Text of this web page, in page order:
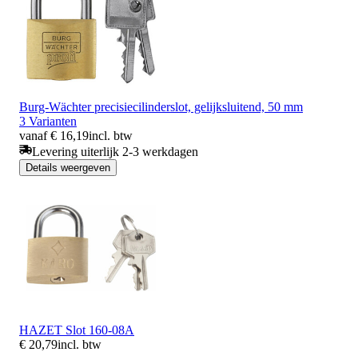
Burg-Wächter precisiecilinderslot, gelijksluitend, 50 mm
3 Varianten
vanaf € 16,19incl. btw
Levering uiterlijk 2-3 werkdagen
Details weergeven
HAZET Slot 160-08A
€ 20,79incl. btw